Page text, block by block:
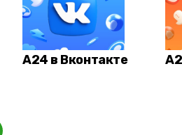
А24 в Вконтакте